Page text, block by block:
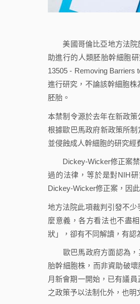
美國哥倫比亞地方法院於
助進行的人類胚胎幹細胞
13505 - Removing Barriers
進行研究，不論該幹細胞
胚胎。
本禁制令源於去年在新政
根據歐巴馬政府新政策所制
並侵蝕成人幹細胞的研究經
Dickey-Wicker修正案禁
過的法律，等於是對NIH
Dickey-Wicker修正案，因
地方法院此項裁判引發不
麼意義，各方看法也不盡
狀」，卻有不同解讀，有認
歐巴馬政府方面認為，
胎幹細胞株，而非資助破
月新會期一開始，已有議
之政策予以法制化外，也明